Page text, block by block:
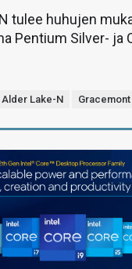
tulee huhujen
Pentium Silver- ja
Alder Lake-N Gracemont